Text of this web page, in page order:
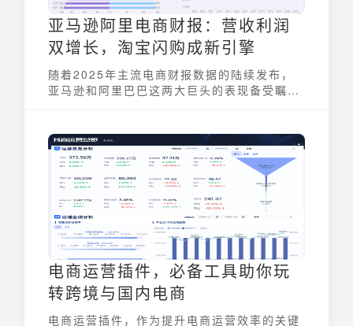
亚马逊阿里电商财报：营收利润
双增长，淘宝闪购成新引擎
随着2025年主流电商财报数据的陆续发布，
亚马逊和阿里巴巴这两大巨头的表现备受瞩
务成为流量及交易新引擎。阿里与亚马逊均保
持盈利能力提升，技术和物流投资带动长期增
长势头。
电商运营插件，必备工具助你玩
转跨境与国内电商
电商运营插件，作为提升电商运营效率的关键